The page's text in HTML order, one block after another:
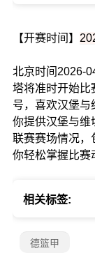
【开赛时间】
北京时间2026-
塔将准时开始比
号，喜欢汉堡与
你提供汉堡与维
联赛赛场情况，
你轻松掌握比赛
相关标签:
德篮甲